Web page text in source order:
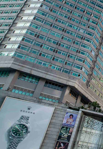
安全堤